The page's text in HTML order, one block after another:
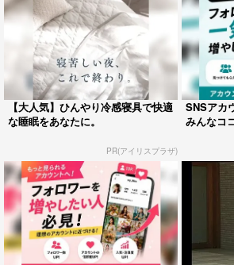
【大人気】ひんやり冷感寝具で快適
な睡眠をあなたに。
PR(アイリスプラザ)
SNSアカ
みんなコ